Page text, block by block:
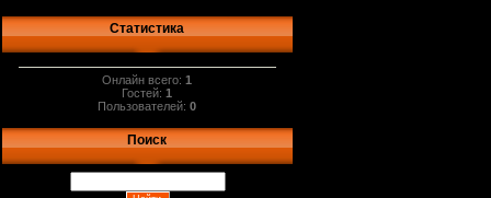
Статистика
Онлайн всего:1
Гостей:1
Пользователей:0
Поиск